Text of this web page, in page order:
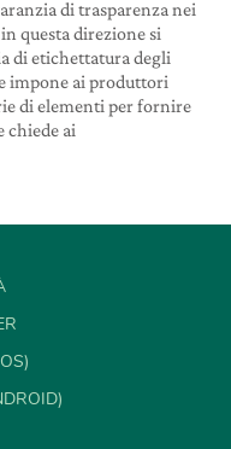
di trasparenza nei
questa direzione si
di etichettatura degli
impone ai produttori
di elementi per fornire
chiede ai